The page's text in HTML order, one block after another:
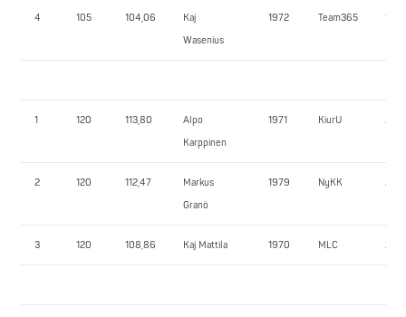
4 105 104,06
Kaj
Wasenius
1972 Team365
1 120 113,80
Alpo
Karppinen
1971 KiurU
2 120 112,47
Markus
Granö
1979 NyKK
3 120 108,86 Kaj Mattila 1970 MLC